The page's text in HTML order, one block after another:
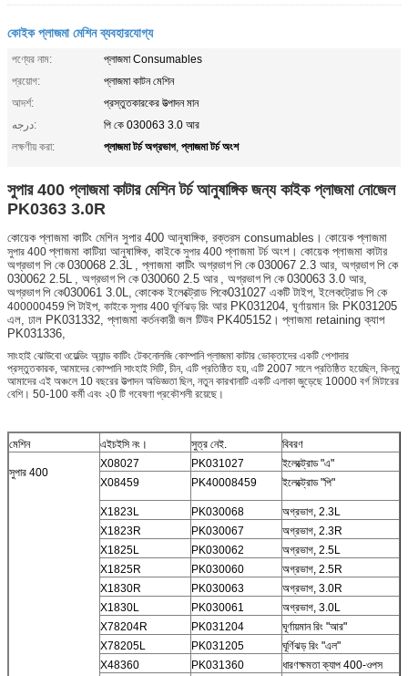
কোইক প্লাজমা মেশিন ব্যবহারযোগ্য
পণ্যের নাম:
প্লাজমা Consumables
প্রয়োগ:
প্লাজমা কাটন মেশিন
আদর্শ:
প্রস্তুতকারকের উত্পাদন মান
درجه:
পি কে 030063 3.0 আর
লক্ষণীয় করা:
প্লাজমা টর্চ অগ্রভাগ, প্লাজমা টর্চ অংশ
সুপার 400 প্লাজমা কাটার মেশিন টর্চ আনুষাঙ্গিক জন্য কাইক প্লাজমা নোজেল
PK0363 3.0R
কোয়েক প্লাজমা কাটিং মেশিন সুপার 400 আনুষাঙ্গিক, রক্তরস consumables। কোয়েক প্লাজমা
সুপার 400 প্লাজমা কাটিয়া আনুষাঙ্গিক, কাইকে সুপার 400 প্লাজমা টর্চ অংশ। কোয়েক প্লাজমা কাটার
অগ্রভাগ পি কে 030068 2.3L , প্লাজমা কাটিং অগ্রভাগ পি কে 030067 2.3 আর, অগ্রভাগ পি কে
030062 2.5L , অগ্রভাগ পি কে 030060 2.5 আর , অগ্রভাগ পি কে 030063 3.0 আর,
অগ্রভাগ পি কে030061 3.0L, কোকেক ইলেক্ট্রোড পিকে031027 একটি টাইপ, ইলেকট্রোড পি কে
400000459 পি টাইপ, কাইকে সুপার 400 ঘূর্ণিঝড়রিং আর PK031204, ঘূর্ণায়মান রিং PK031205
এল, ঢাল PK031332, প্লাজমা কর্তনকারী জল টিউব PK405152। প্লাজমা retaining ক্যাপ
PK031336,
সাংহাই ঝোউবো ওয়েল্ডিং অ্যান্ড কাটিং টেকনোলজি কোম্পানি প্লাজমা কাটার ভোক্তাদের একটি পেশাদার
প্রস্তুতকারক, আমাদের কোম্পানি সাংহাই সিটি, চীন, এটি প্রতিষ্ঠিত হয়, এটি 2007 সালে প্রতিষ্ঠিত হয়েছিল, কিন্তু
আমাদের এই অঞ্চলে 10 বছরের উত্পাদন অভিজ্ঞতা ছিল, নতুন কারখানাটি একটি এলাকা জুড়েছে 10000 বর্গ মিটারের
বেশি। 50-100 কর্মী এবং ২0 টি গবেষণা প্রকৌশলী রয়েছে।
মেশিন এইচইসি নং। সুত্র নেই. বিবরণ
সুপার 400
X08027 PK031027
ইলেক্ট্রোড "এ"
X08459
PK40008459 ইলেক্ট্রোড "পি"
X1823L PK030068
অগ্রভাগ, 2.3L
X1823R
PK030067
অগ্রভাগ, 2.3R
X1825L
PK030062
অগ্রভাগ, 2.5L
X1825R
PK030060
অগ্রভাগ, 2.5R
X1830R
PK030063
অগ্রভাগ, 3.0R
X1830L
PK030061
অগ্রভাগ, 3.0L
X78204R
PK031204
ঘূর্ণায়মান রিং "আর"
X78205L
PK031205
ঘূর্ণিঝড় রিং "এল"
X48360
PK031360
ধারণক্ষমতা ক্যাপ 400-ওপস